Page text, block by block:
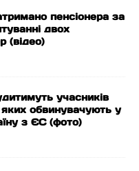
пенсіонера за
двох
(відео)
учасників
яких обвинувачують у
з ЄС (фото)